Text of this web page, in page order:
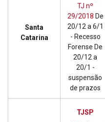
Santa
Catarina
TJ nº
29/2018 De
20/12 a 6/1
- Recesso
Forense De
20/12 a
20/1 -
suspensão
de prazos
TJSP